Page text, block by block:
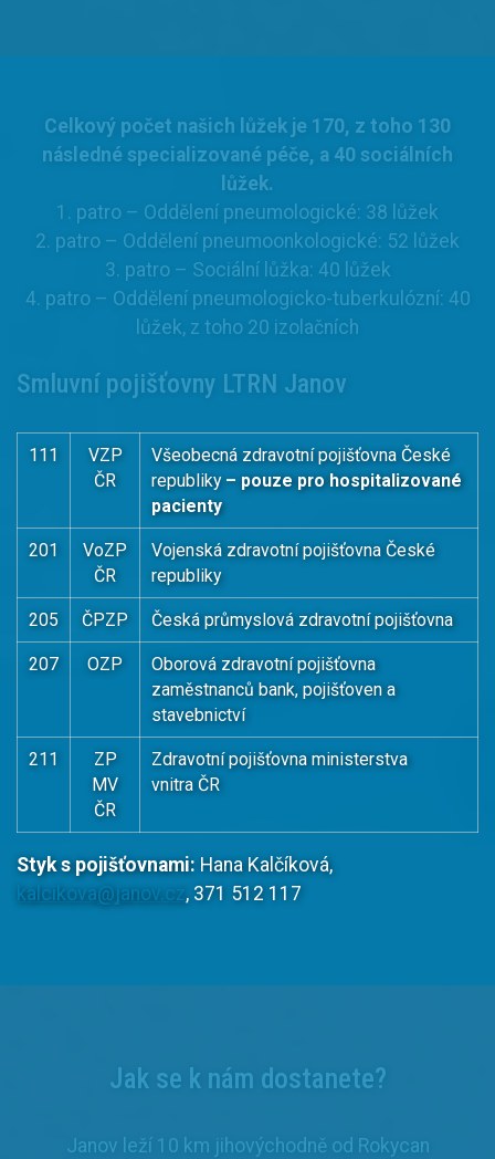
Celkový počet našich lůžek je 170, z toho 130
následné specializované péče, a 40 sociálních
lůžek.
1. patro – Oddělení pneumologické: 38 lůžek
2. patro – Oddělení pneumoonkologické: 52 lůžek
3. patro – Sociální lůžka: 40 lůžek
4. patro – Oddělení pneumologicko-tuberkulózní: 40
lůžek, z toho 20 izolačních
Smluvní pojišťovny LTRN Janov
111
VZP
ČR
Všeobecná zdravotní pojišťovna České
republiky – pouze pro hospitalizované
pacienty
201
VoZP
ČR
Vojenská zdravotní pojišťovna České
republiky
205 ČPZP Česká průmyslová zdravotní pojišťovna
207 OZP
Oborová zdravotní pojišťovna
zaměstnanců bank, pojišťoven a
stavebnictví
211
ZP
MV
ČR
Zdravotní pojišťovna ministerstva
vnitra ČR
Styk s pojišťovnami: Hana Kalčíková,
kalcikova@janov.cz, 371 512 117
Jak se k nám dostanete?
Janov leží 10 km jihovýchodně od Rokycan